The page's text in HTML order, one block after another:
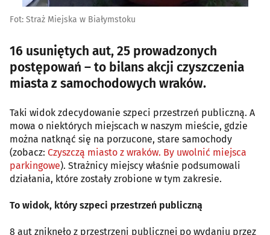
Fot: Straż Miejska w Białymstoku
16 usuniętych aut, 25 prowadzonych
postępowań – to bilans akcji czyszczenia
miasta z samochodowych wraków.
Taki widok zdecydowanie szpeci przestrzeń publiczną. A
mowa o niektórych miejscach w naszym mieście, gdzie
można natknąć się na porzucone, stare samochody
(zobacz: Czyszczą miasto z wraków. By uwolnić miejsca
parkingowe). Strażnicy miejscy właśnie podsumowali
działania, które zostały zrobione w tym zakresie.
To widok, który szpeci przestrzeń publiczną
8 aut zniknęło z przestrzeni publicznej po wydaniu przez